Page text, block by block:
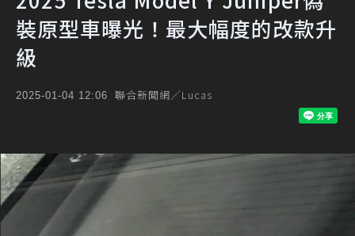
裝原型車曝光！最大幅度的改款升
級
2025-01-04 12:06 聯合新聞網／Lucas